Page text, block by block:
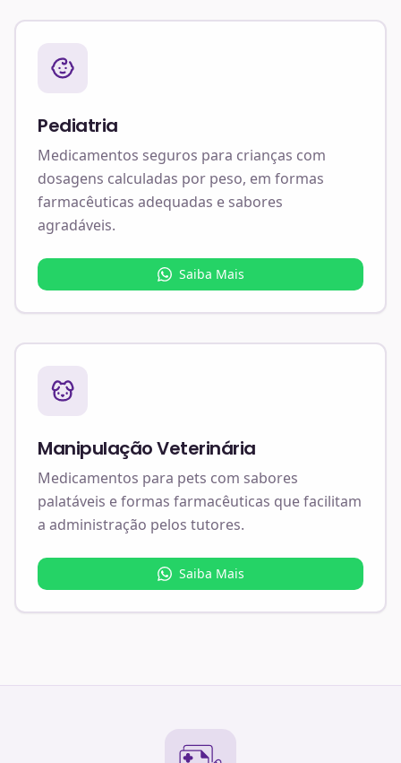
Pediatria
Medicamentos seguros para crianças com
dosagens calculadas por peso, em formas
farmacêuticas adequadas e sabores
agradáveis.
Saiba Mais
Manipulação Veterinária
Medicamentos para pets com sabores
palatáveis e formas farmacêuticas que facilitam
a administração pelos tutores.
Saiba Mais